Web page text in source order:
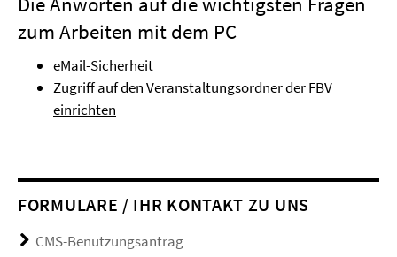
zum Arbeiten mit dem PC
eMail-Sicherheit
Zugriff auf den Veranstaltungsordner der FBV
einrichten
FORMULARE / IHR KONTAKT ZU UNS
CMS-Benutzungsantrag